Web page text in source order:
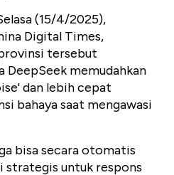
(15/4/2025),
Digital Times,
tersebut
DeepSeek memudahkan
dan lebih cepat
bahaya saat mengawasi
bisa secara otomatis
strategis untuk respons